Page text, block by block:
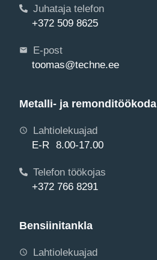
Juhataja telefon
+372 509 8625
E-post
toomas@techne.ee
Metalli- ja remonditöökoda
Lahtiolekuajad
E-R 8.00-17.00
Telefon töökojas
+372 766 8291
Bensiinitankla
Lahtiolekuajad